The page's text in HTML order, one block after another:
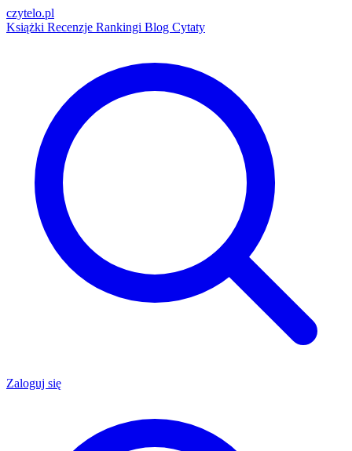
czytelo.pl
Książki Recenzje Rankingi Blog Cytaty
Zaloguj się